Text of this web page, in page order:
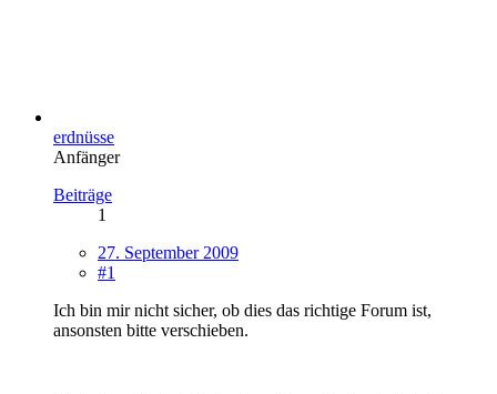
erdnüsse
Anfänger
Beiträge
1
27. September 2009
#1
Ich bin mir nicht sicher, ob dies das richtige Forum ist,
ansonsten bitte verschieben.